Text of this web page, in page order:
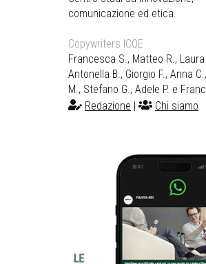
comunicazione ed etica.
Copywriters ICOE
Francesca S., Matteo R., Laura
Antonella B., Giorgio F., Anna
M., Stefano G., Adele P. e
Redazione
Chi siamo